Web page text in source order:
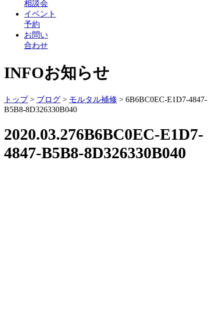
相談会
イベント
予約
お問い
合わせ
INFOお知らせ
トップ> ブログ > モルタル補修 > 6B6BC0EC-E1D7-4847-
B5B8-8D326330B040
2020.03.276B6BC0EC-E1D7-
4847-B5B8-8D326330B040